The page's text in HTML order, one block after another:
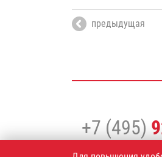
предыдущая
+7 (495)